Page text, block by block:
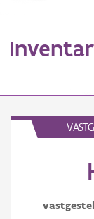
Aanduidingsobject